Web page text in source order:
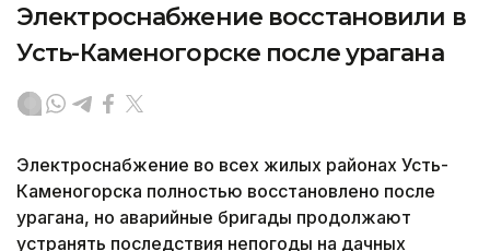
Электроснабжение восстановили в
Усть-Каменогорске после урагана
Электроснабжение во всех жилых районах Усть-
Каменогорска полностью восстановлено после
урагана, но аварийные бригады продолжают
устранять последствия непогоды на дачных